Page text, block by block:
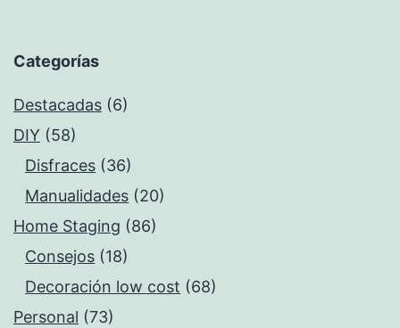
Categorías
Destacadas (6)
DIY (58)
Disfraces (36)
Manualidades (20)
Home Staging (86)
Consejos (18)
Decoración low cost (68)
Personal (73)